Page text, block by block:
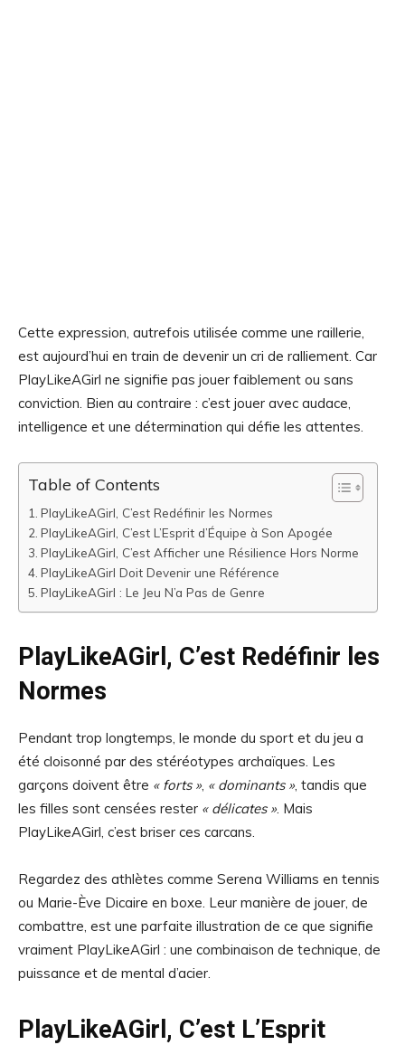
Cette expression, autrefois utilisée comme une raillerie,
est aujourd’hui en train de devenir un cri de ralliement. Car
PlayLikeAGirl ne signifie pas jouer faiblement ou sans
conviction. Bien au contraire : c’est jouer avec audace,
intelligence et une détermination qui défie les attentes.
Table of Contents
PlayLikeAGirl, C’est Redéfinir les Normes
PlayLikeAGirl, C’est L’Esprit d’Équipe à Son Apogée
PlayLikeAGirl, C’est Afficher une Résilience Hors Norme
PlayLikeAGirl Doit Devenir une Référence
PlayLikeAGirl : Le Jeu N’a Pas de Genre
PlayLikeAGirl, C’est Redéfinir les
Normes
Pendant trop longtemps, le monde du sport et du jeu a
été cloisonné par des stéréotypes archaïques. Les
garçons doivent être « forts », « dominants », tandis que
les filles sont censées rester « délicates ». Mais
PlayLikeAGirl, c’est briser ces carcans.
Regardez des athlètes comme Serena Williams en tennis
ou Marie-Ève Dicaire en boxe. Leur manière de jouer, de
combattre, est une parfaite illustration de ce que signifie
vraiment PlayLikeAGirl : une combinaison de technique, de
puissance et de mental d’acier.
PlayLikeAGirl, C’est L’Esprit